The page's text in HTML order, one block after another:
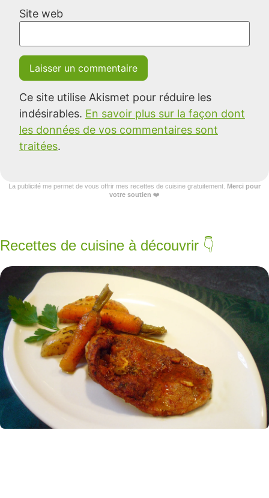
Site web
Ce site utilise Akismet pour réduire les
indésirables. En savoir plus sur la façon dont
les données de vos commentaires sont
traitées.
La publicité me permet de vous offrir mes recettes de cuisine gratuitement.
Merci pour
votre soutien ❤️
Recettes de cuisine à découvrir 👇